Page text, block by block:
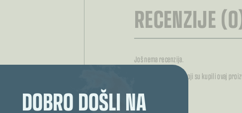
DOBRO DOŠLI NA
RECENZIJE
Još nema recenzija.
Samo logirani kupci koji su kupili ovaj